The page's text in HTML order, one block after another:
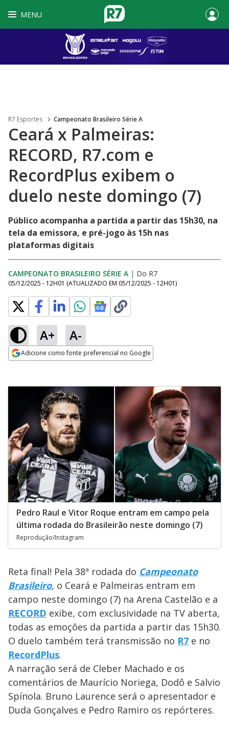
MENU
R7 Esportes Campeonato Brasileiro Série A
Ceará x Palmeiras:
RECORD, R7.com e
RecordPlus exibem o
duelo neste domingo (7)
Público acompanha a partida a partir das 15h30, na
tela da emissora, e pré-jogo às 15h nas
plataformas digitais
CAMPEONATO BRASILEIRO SÉRIE A | Do R7
05/12/2025 - 12H01 (ATUALIZADO EM 05/12/2025 - 12H01)
A+ A-
Adicione como fonte preferencial no Google
Pedro Raul e Vitor Roque entram em campo pela
última rodada do Brasileirão neste domingo (7)
Reprodução/Instagram
Reta final! Pela 38ª rodada do Campeonato
Brasileiro, o Ceará e Palmeiras entram em
campo neste domingo (7) na Arena Castelão e a
RECORD exibe, com exclusividade na TV aberta,
todas as emoções da partida a partir das 15h30.
O duelo também terá transmissão no R7 e no
RecordPlus.
A narração será de Cleber Machado e os
comentários de Maurício Noriega, Dodô e Salvio
Spínola. Bruno Laurence será o apresentador e
Duda Gonçalves e Pedro Ramiro os repórteres.